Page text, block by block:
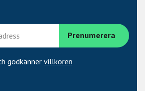
godkänner villkoren